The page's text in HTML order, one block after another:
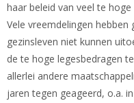
haar beleid van veel te
Vele vreemdelingen
gezinsleven niet kunnen
de te hoge legesbedragen
allerlei andere
jaren tegen geageerd, o.a.